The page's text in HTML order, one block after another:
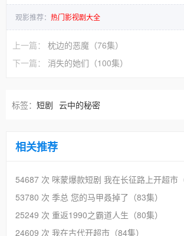
观影推荐： 热门影视剧大全
上一篇： 枕边的恶魔（76集）
下一篇： 消失的她们（100集）
标签： 短剧 云中的秘密
相关推荐
54687 次 咪蒙爆款短剧 我在长征路上开超市
53780 次 季总 您的马甲叒掉了（83集）
25249 次 重返1990之霸道人生（80集）
24609 次 我在古代开超市（84集）